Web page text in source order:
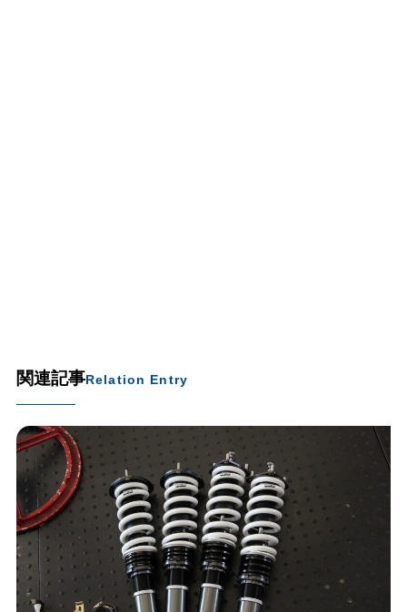
関連記事Relation Entry